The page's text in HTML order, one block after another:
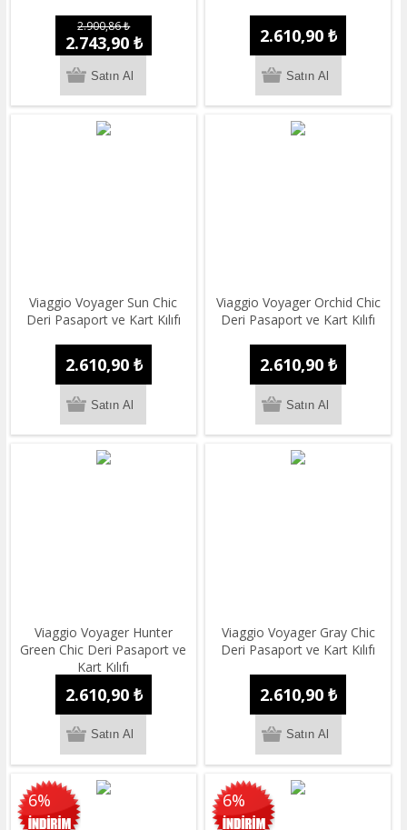
2.900,86 ₺
2.743,90 ₺ 2.610,90 ₺
Viaggio Voyager Sun Chic
Deri Pasaport ve Kart Kılıfı
2.610,90 ₺
Viaggio Voyager Orchid Chic
Deri Pasaport ve Kart Kılıfı
2.610,90 ₺
Viaggio Voyager Hunter
Green Chic Deri Pasaport ve
Kart Kılıfı
2.610,90 ₺
Viaggio Voyager Gray Chic
Deri Pasaport ve Kart Kılıfı
2.610,90 ₺
6% 6%